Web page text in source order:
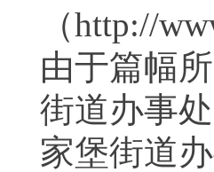
（http://
由于篇幅
街道办事
家堡街道办